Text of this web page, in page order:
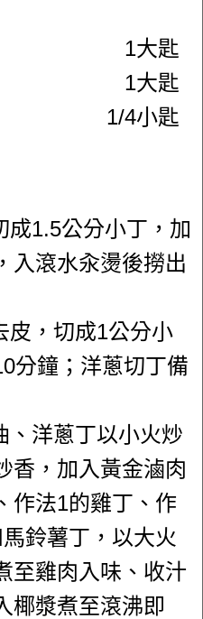
1大匙
1大匙
1/4小匙
成1.5公分小丁，加
入滾水汆燙後撈出
皮，切成1公分小
分鐘；洋蔥切丁備
、洋蔥丁以小火炒
香，加入黃金滷肉
作法1的雞丁、作
鈴薯丁，以大火
至雞肉入味、收汁
椰漿煮至滾沸即